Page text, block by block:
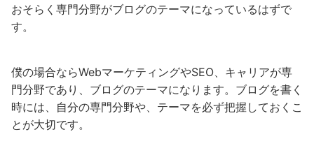
おそらく専門分野がブログのテーマになっているはずで
す。
僕の場合ならWebマーケティングやSEO、キャリアが専
門分野であり、ブログのテーマになります。ブログを書く
時には、自分の専門分野や、テーマを必ず把握しておくこ
とが大切です。